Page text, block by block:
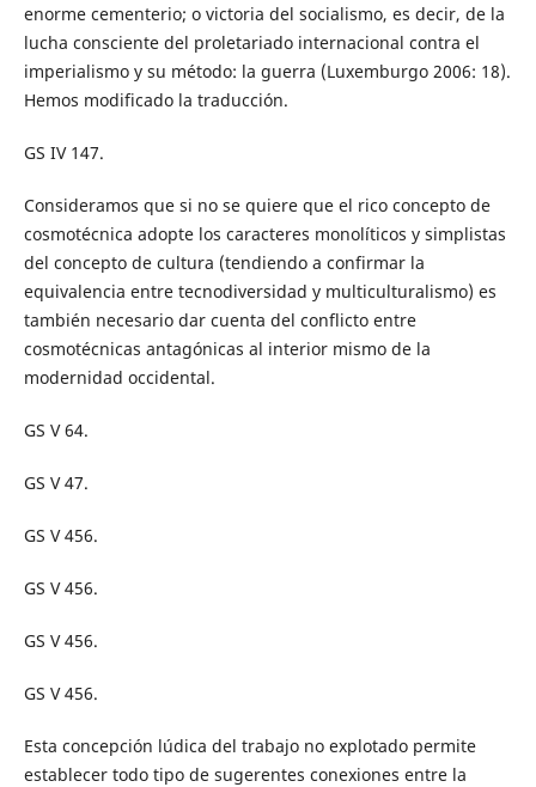
enorme cementerio; o victoria del socialismo, es decir, de la
lucha consciente del proletariado internacional contra el
imperialismo y su método: la guerra (Luxemburgo 2006: 18).
Hemos modificado la traducción.
GS IV 147.
Consideramos que si no se quiere que el rico concepto de
cosmotécnica adopte los caracteres monolíticos y simplistas
del concepto de cultura (tendiendo a confirmar la
equivalencia entre tecnodiversidad y multiculturalismo) es
también necesario dar cuenta del conflicto entre
cosmotécnicas antagónicas al interior mismo de la
modernidad occidental.
GS V 64.
GS V 47.
GS V 456.
GS V 456.
GS V 456.
GS V 456.
Esta concepción lúdica del trabajo no explotado permite
establecer todo tipo de sugerentes conexiones entre la